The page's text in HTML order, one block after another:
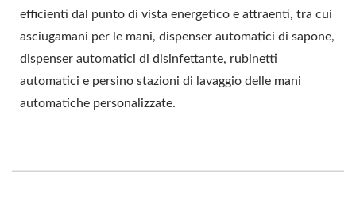
efficienti dal punto di vista energetico e attraenti, tra cui
asciugamani per le mani, dispenser automatici di sapone,
dispenser automatici di disinfettante, rubinetti
automatici e persino stazioni di lavaggio delle mani
automatiche personalizzate.